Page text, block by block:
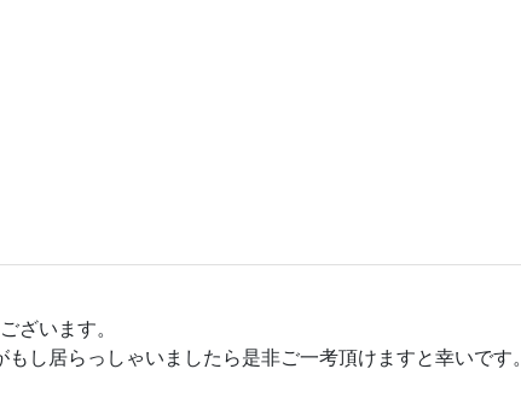
ざいます。
し居らっしゃいましたら是非ご一考頂けますと幸いです。